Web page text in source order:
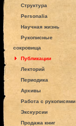
Структура
Personalia
Научная жизнь
Рукописные
сокровища
Публикации
Лекторий
Периодика
Архивы
Работа с рукописями
Экскурсии
Продажа книг